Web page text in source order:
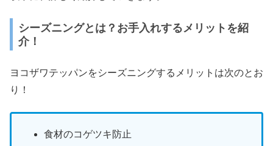
シーズニングとは？お手入れするメリットを紹
介！
ヨコザワテッパンをシーズニングするメリットは次のとお
り！
食材のコゲツキ防止